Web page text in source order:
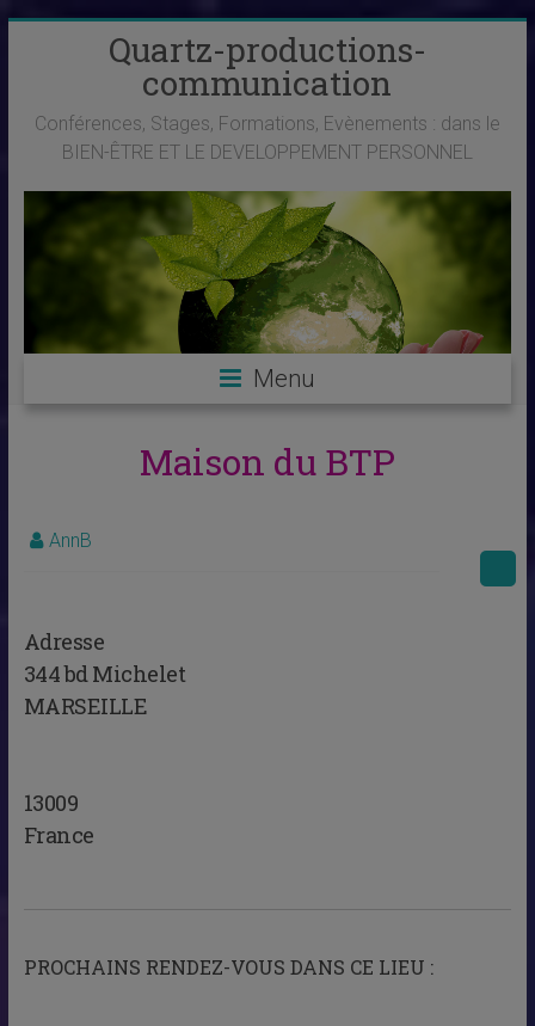
Quartz-productions-
communication
Conférences, Stages, Formations, Evènements : dans le
BIEN-ÊTRE ET LE DEVELOPPEMENT PERSONNEL
Menu
Maison du BTP
AnnB
Adresse
344 bd Michelet
MARSEILLE
13009
France
PROCHAINS RENDEZ-VOUS DANS CE LIEU :